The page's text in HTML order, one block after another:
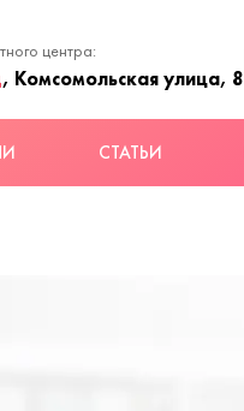
центра:
, Комсомольская улица, 8
СТАТЬИ